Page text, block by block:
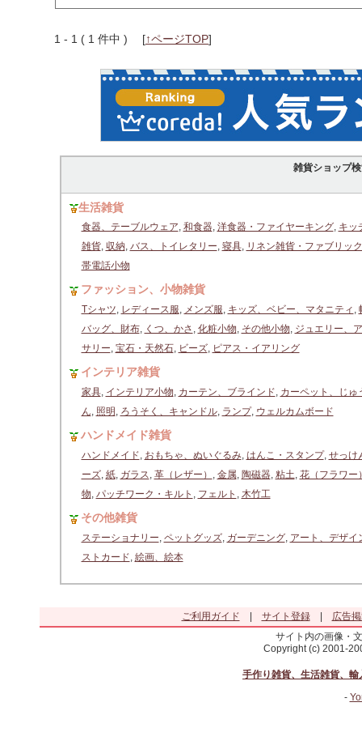
1 - 1 ( 1 件中 ) [↑ページTOP]
雑貨ショップ
生活雑貨
食器、テーブルウェア, 和食器, 洋食器・ファイヤーキング, キッ
雑貨, 収納, バス、トイレタリー, 寝具, リネン雑貨・ファブリック
帯電話小物
ファッション、小物雑貨
Tシャツ, レディース服, メンズ服, キッズ、ベビー、マタニティ ,
バッグ、財布, くつ、かさ , 化粧小物, その他小物, ジュエリー、
サリー, 宝石・天然石, ビーズ, ピアス・イアリング
インテリア雑貨
家具, インテリア小物, カーテン、ブラインド, カーペット、じゅ
ん, 照明 , ろうそく、キャンドル, ランプ, ウェルカムボード
ハンドメイド雑貨
ハンドメイド, おもちゃ、ぬいぐるみ, はんこ・スタンプ, せっけ
ーズ, 紙, ガラス, 革（レザー） , 金属, 陶磁器, 粘土, 花（フラワー
物, パッチワーク・キルト , フェルト , 木竹工
その他雑貨
ステーショナリー, ペットグッズ, ガーデニング, アート、デザイ
ストカード, 絵画、絵本
ご利用ガイド サイト登録|
広告
サイト内の画像・
Copyright (c) 2001-
手作り雑貨、生活雑貨、
-